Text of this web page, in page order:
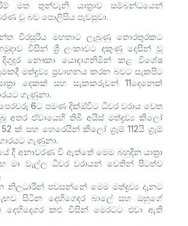
මත තුන්වැනි යාත්‍රාව සම්බන්ධයෙන්
වූ බව පොලිසිය පැවසුවා.
වීරසූරිය මහතාට ලැබුණු තොරතුරකට
විසින් ශ්‍රී ලංකාවට දකුණු දෙසින් වූ
දිගුදුර නෞකා යොදාගනිමින් කළ විශේෂ
මත්ද්‍රව්‍ය ප්‍රවාහනය කරන බවට සැකපිට
දෙකක් සහ සැකකරුවන් 11දෙනෙක්
ගැණුනා.
පෙරවරු 6ට පමණ දික්ඔ්විට ධීවර වරාය වෙත
අතර ඒවායෙහි තිබී අයිස් මත්ද්‍රව්‍ය කිලෝ
52 ක් සහ හෙරෙයින් කිලෝ ග්‍රෑම් 112යි ග්‍රෑම්
ගැණුනා.
දී අනාවරණ වී ඇත්තේ මෙම බහුදින යාත්‍රා
මා වැල්ල ධීවර වරායන් වෙතින් පිටත්ව
පවසන්නේ මෙම මත්ද්‍රව්‍ය දැනට
සිටින දෙහිගෙදර බාලේ සහ ඔහුගේ
දෙහිදෙගර කළු විසින් මෙරටට එවා ඇති